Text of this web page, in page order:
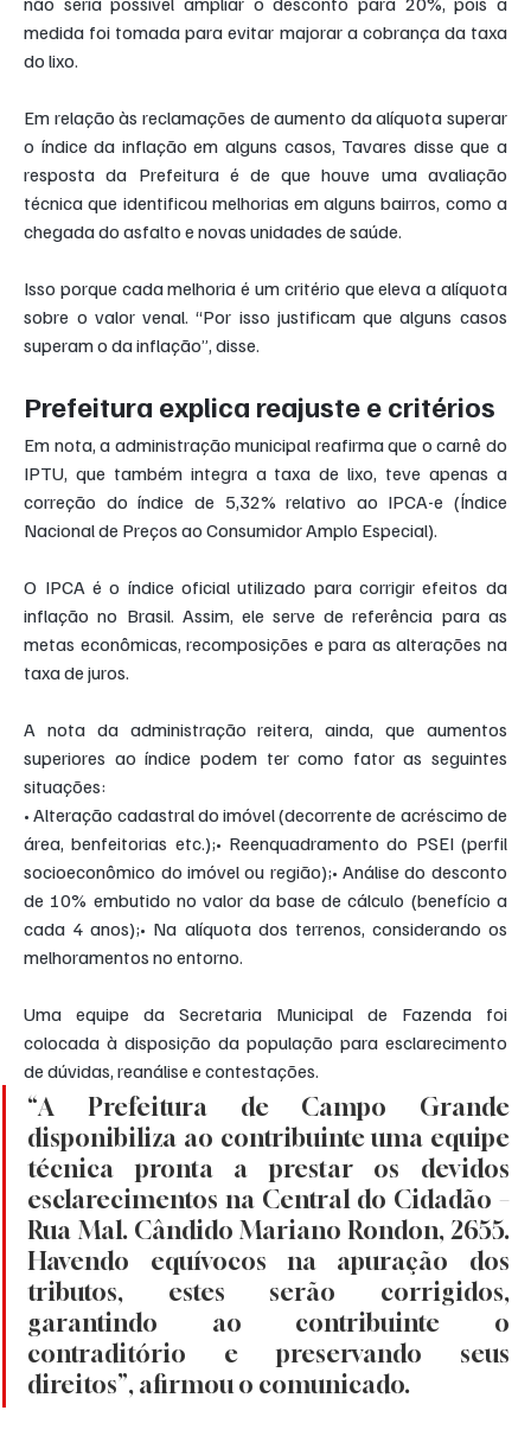
medida foi tomada para evitar majorar a cobrança da taxa
do lixo.
Em relação às reclamações de aumento da alíquota superar
o índice da inflação em alguns casos, Tavares disse que a
resposta da Prefeitura é de que houve uma avaliação
técnica que identificou melhorias em alguns bairros, como a
chegada do asfalto e novas unidades de saúde.
Isso porque cada melhoria é um critério que eleva a alíquota
sobre o valor venal. “Por isso justificam que alguns casos
superam o da inflação”, disse.
Prefeitura explica reajuste e critérios
Em nota, a administração municipal reafirma que o carnê do
IPTU, que também integra a taxa de lixo, teve apenas a
correção do índice de 5,32% relativo ao IPCA-e (Índice
Nacional de Preços ao Consumidor Amplo Especial).
O IPCA é o índice oficial utilizado para corrigir efeitos da
inflação no Brasil. Assim, ele serve de referência para as
metas econômicas, recomposições e para as alterações na
taxa de juros.
A nota da administração reitera, ainda, que aumentos
superiores ao índice podem ter como fator as seguintes
situações:
•⁠ Alteração cadastral do imóvel (decorrente de acréscimo de
área, benfeitorias etc.);•⁠ ⁠Reenquadramento do PSEI (perfil
socioeconômico do imóvel ou região);•⁠ ⁠Análise do desconto
de 10% embutido no valor da base de cálculo (benefício a
cada 4 anos);•⁠ Na alíquota dos terrenos, considerando os
melhoramentos no entorno.
Uma equipe da Secretaria Municipal de Fazenda foi
colocada à disposição da população para esclarecimento
de dúvidas, reanálise e contestações.
“A Prefeitura de Campo Grande
disponibiliza ao contribuinte uma equipe
técnica pronta a prestar os devidos
esclarecimentos na Central do Cidadão –
Rua Mal. Cândido Mariano Rondon, 2655.
Havendo equívocos na apuração dos
tributos, estes serão corrigidos,
garantindo ao contribuinte o
contraditório e preservando seus
direitos”, afirmou o comunicado.